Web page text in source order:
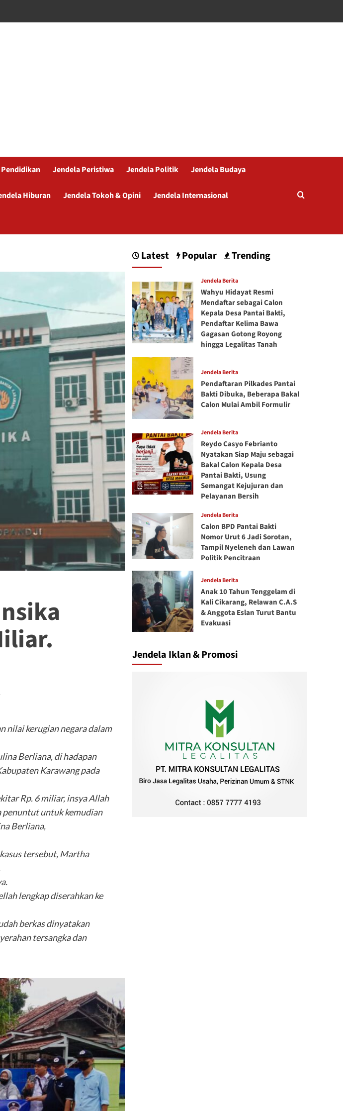
Jendela Peristiwa Jendela Politik Jendela Budaya
Hiburan Jendela Tokoh & Opini Jendela Internasional
nilai kerugian negara dalam
Berliana, di hadapan
Karawang pada
Rp. 6 miliar, insya Allah
penuntut untuk kemudian
Berliana,
tersebut, Martha
lengkap diserahkan ke
berkas dinyatakan
tersangka dan
Latest Popular Trending
Jendela Berita
Wahyu Hidayat Resmi
Mendaftar sebagai Calon
Kepala Desa Pantai Bakti,
Pendaftar Kelima Bawa
Gagasan Gotong Royong
hingga Legalitas Tanah
Jendela Berita
Pendaftaran Pilkades Pantai
Bakti Dibuka, Beberapa Bakal
Calon Mulai Ambil Formulir
Jendela Berita
Reydo Casyo Febrianto
Nyatakan Siap Maju sebagai
Bakal Calon Kepala Desa
Pantai Bakti, Usung
Semangat Kejujuran dan
Pelayanan Bersih
Jendela Berita
Calon BPD Pantai Bakti
Nomor Urut 6 Jadi Sorotan,
Tampil Nyeleneh dan Lawan
Politik Pencitraan
Jendela Berita
Anak 10 Tahun Tenggelam di
Kali Cikarang, Relawan C.A.S
& Anggota Eslan Turut Bantu
Evakuasi
Jendela Iklan & Promosi